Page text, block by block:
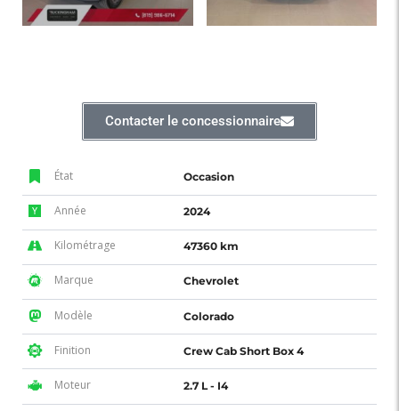
Contacter le concessionnaire
État Occasion
Année 2024
Kilométrage 47360 km
Marque Chevrolet
Modèle Colorado
Finition Crew Cab Short Box 4
Moteur 2.7 L - I4